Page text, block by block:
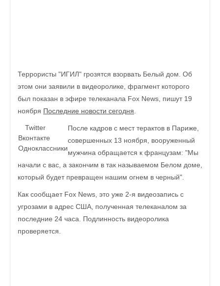
Террористы "ИГИЛ" грозятся взорвать Белый дом. Об
этом они заявили в видеоролике, фрагмент которого
был показан в эфире телеканала Fox News, пишут 19
ноября Последние новости сегодня
Twitter
Вконтакте
Одноклассники
После кадров с мест терактов в Париже,
совершенных 13 ноября, вооруженный
мужчина обращается к французам: "Мы
начали с вас, а закончим в так называемом Белом доме,
который будет превращен нашим огнем в черный".
Как сообщает Fox News, это уже 2-я видеозапись с
угрозами в адрес США, полученная телеканалом за
последние 24 часа. Подлинность видеоролика
проверяется.